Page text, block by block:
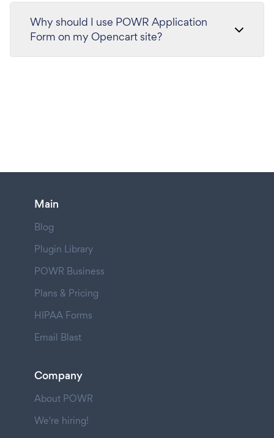
Why should I use POWR Application
Form on my Opencart site?
Main
Blog
Plugin Library
POWR Business
Plans & Pricing
HIPAA Forms
Email Blast
Company
About POWR
We're hiring!